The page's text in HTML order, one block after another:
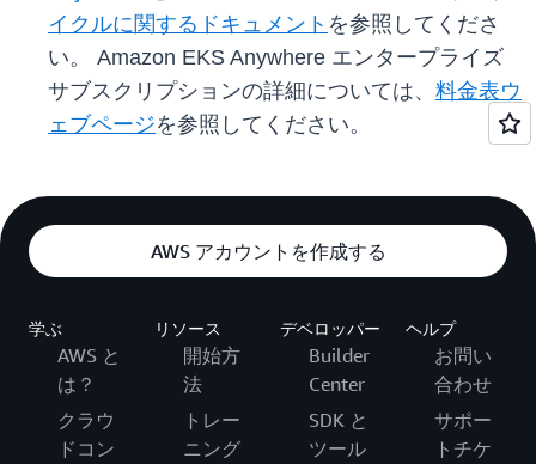
イクルに関するドキュメント を参照してくださ
い。 Amazon EKS Anywhere エンタープライズ
サブスクリプションの詳細については、 料金表ウ
ェブページを参照してください。
AWS アカウントを作成する
学ぶ
AWS と
は？
クラウ
ドコン
リソース
開始方
法
トレー
ニング
デベロッパー
Builder
Center
SDK と
ツール
ヘルプ
お問い
合わせ
サポー
トチケ